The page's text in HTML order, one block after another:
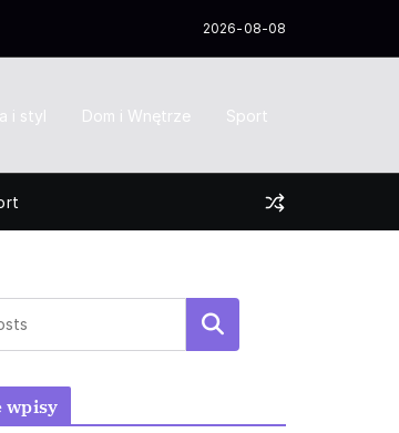
2026-08-08
i styl Dom i Wnętrze Sport
Szukaj
wpisy